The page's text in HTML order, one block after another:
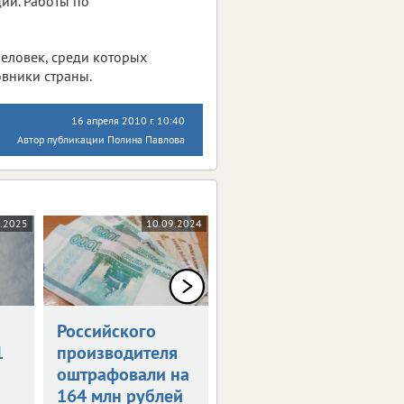
среди которых
страны.
16 апреля 2010 г. 10:40
Автор публикации Полина Павлова
10.09.2024
Российского
производителя
оштрафовали на
164 млн рублей